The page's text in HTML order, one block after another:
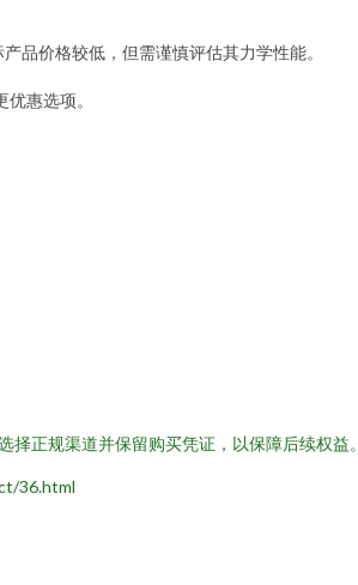
品价格较低，但需谨慎评估其力学性能。
惠选项。
正规渠道并保留购买凭证，以保障后续权益。
36.html